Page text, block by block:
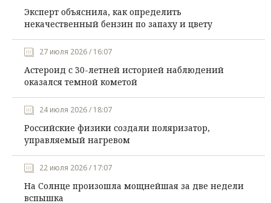
Эксперт объяснила, как определить
некачественный бензин по запаху и цвету
27 июля 2026 / 16:07
Астероид с 30-летней историей наблюдений
оказался темной кометой
24 июля 2026 / 18:07
Российские физики создали поляризатор,
управляемый нагревом
22 июля 2026 / 17:07
На Солнце произошла мощнейшая за две недели
вспышка